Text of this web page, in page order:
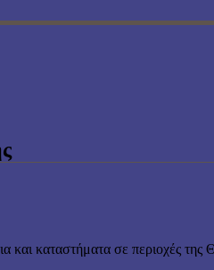
και καταστήματα σε περιοχές